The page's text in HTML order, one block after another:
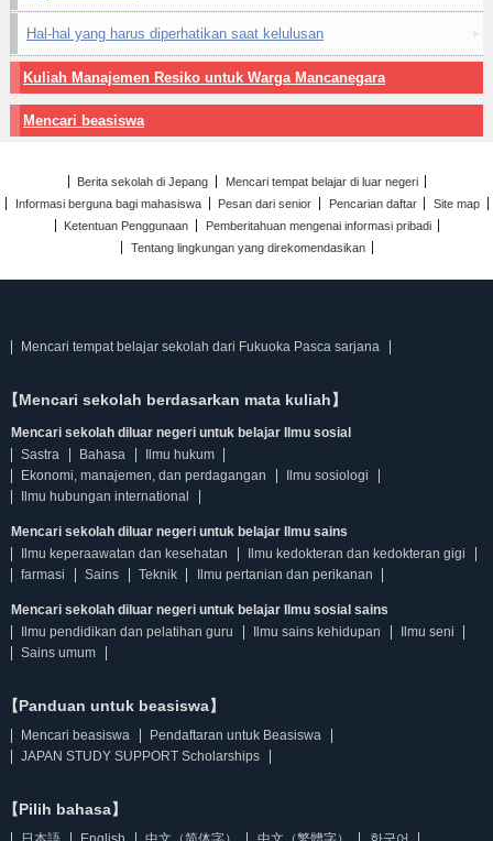
Hal-hal yang harus diperhatikan saat kelulusan
Kuliah Manajemen Resiko untuk Warga Mancanegara
Mencari beasiswa
Berita sekolah di Jepang
Mencari tempat belajar di luar negeri
Informasi berguna bagi mahasiswa
Pesan dari senior Pencarian daftar
Site map
Ketentuan Penggunaan
Pemberitahuan mengenai informasi pribadi
Tentang lingkungan yang direkomendasikan
Mencari tempat belajar sekolah dari Fukuoka Pasca sarjana
【Mencari sekolah berdasarkan mata kuliah】
Mencari sekolah diluar negeri untuk belajar Ilmu sosial
Sastra
Bahasa
Ilmu hukum
Ekonomi, manajemen, dan perdagangan
Ilmu sosiologi
Ilmu hubungan international
Mencari sekolah diluar negeri untuk belajar Ilmu sains
Ilmu keperaawatan dan kesehatan
Ilmu kedokteran dan kedokteran gigi
farmasi
Sains Teknik Ilmu pertanian dan perikanan
Mencari sekolah diluar negeri untuk belajar Ilmu sosial sains
Ilmu pendidikan dan pelatihan guru
Ilmu sains kehidupan
Ilmu seni
Sains umum
【Panduan untuk beasiswa】
Mencari beasiswa
Pendaftaran untuk Beasiswa
JAPAN STUDY SUPPORT Scholarships
【Pilih bahasa】